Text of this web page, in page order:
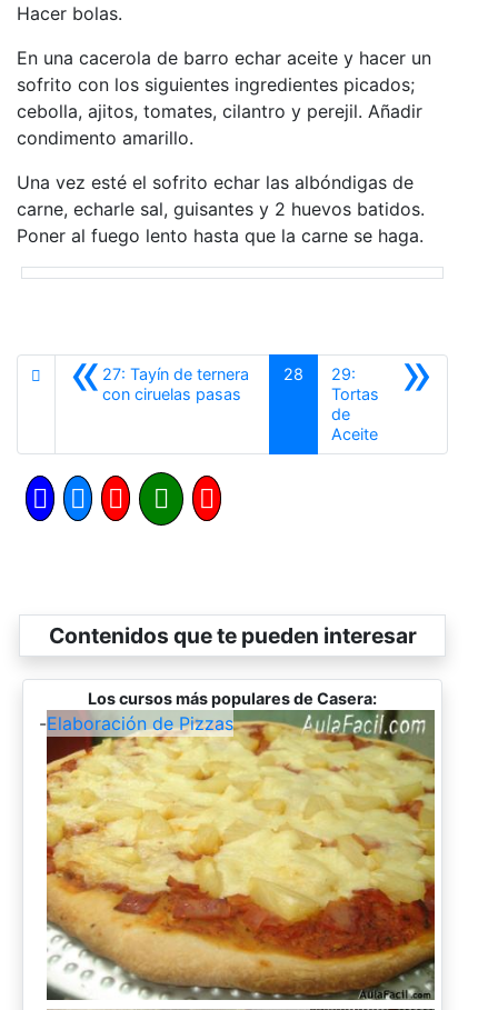
Hacer bolas.
En una cacerola de barro echar aceite y hacer un
sofrito con los siguientes ingredientes picados;
cebolla, ajitos, tomates, cilantro y perejil. Añadir
condimento amarillo.
Una vez esté el sofrito echar las albóndigas de
carne, echarle sal, guisantes y 2 huevos batidos.
Poner al fuego lento hasta que la carne se haga.
«27: Tayín de ternera
con ciruelas pasas
28 »
29:
Tortas
de
AceiteSiguiente
Contenidos que te pueden interesar
Los cursos más populares de Casera:
-Elaboración de Pizzas